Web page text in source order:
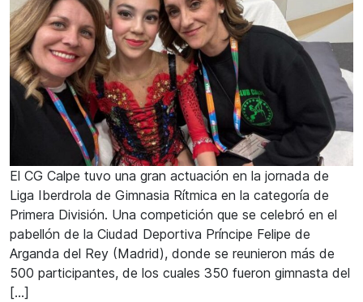
El CG Calpe tuvo una gran actuación en la jornada de
Liga Iberdrola de Gimnasia Rítmica en la categoría de
Primera División. Una competición que se celebró en el
pabellón de la Ciudad Deportiva Príncipe Felipe de
Arganda del Rey (Madrid), donde se reunieron más de
500 participantes, de los cuales 350 fueron gimnasta del
[…]